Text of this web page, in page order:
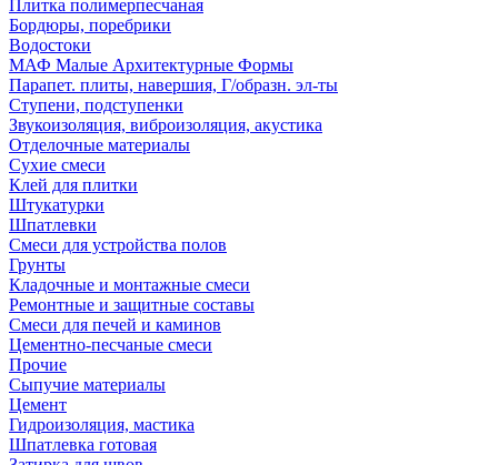
Плитка полимерпесчаная
Бордюры, поребрики
Водостоки
МАФ Малые Архитектурные Формы
Парапет. плиты, навершия, Г/образн. эл-ты
Ступени, подступенки
Звукоизоляция, виброизоляция, акустика
Отделочные материалы
Сухие смеси
Клей для плитки
Штукатурки
Шпатлевки
Смеси для устройства полов
Грунты
Кладочные и монтажные смеси
Ремонтные и защитные составы
Смеси для печей и каминов
Цементно-песчаные смеси
Прочие
Сыпучие материалы
Цемент
Гидроизоляция, мастика
Шпатлевка готовая